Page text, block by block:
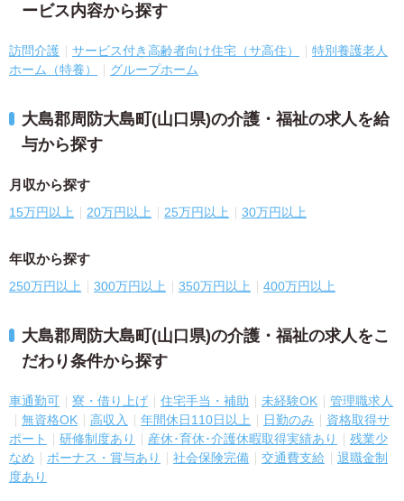
ービス内容から探す
訪問介護 サービス付き高齢者向け住宅（サ高住）
特別養護老人
ホーム（特養）
グループホーム
大島郡周防大島町(山口県)の介護・福祉の求人を給
与から探す
月収から探す
15万円以上 20万円以上 25万円以上 30万円以上
年収から探す
250万円以上 300万円以上 350万円以上 400万円以上
大島郡周防大島町(山口県)の介護・福祉の求人をこ
だわり条件から探す
車通勤可 寮・借り上げ 住宅手当・補助 未経験OK
管理職求人
無資格OK
高収入 年間休日110日以上 日勤のみ
資格取得サ
ポート
研修制度あり 産休･育休･介護休暇取得実績あり
残業少
なめ
ボーナス・賞与あり 社会保険完備 交通費支給
退職金制
度あり